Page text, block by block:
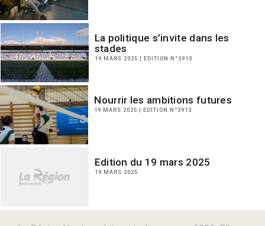
La politique s’invite dans les
stades
19 MARS 2025 | EDITION N°3913
Nourrir les ambitions futures
19 MARS 2025 | EDITION N°3913
Edition du 19 mars 2025
19 MARS 2025